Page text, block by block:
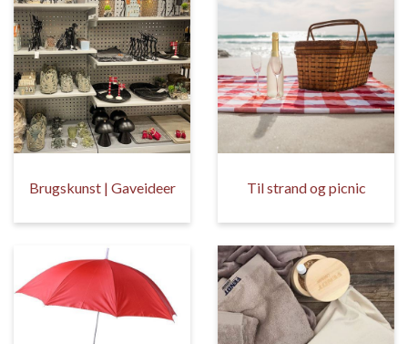
Brugskunst | Gaveideer Til strand og picnic